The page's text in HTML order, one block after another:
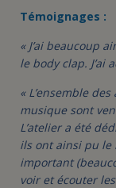
Témoignages :
« J’ai beaucoup
le body clap. J’ai
« L’ensemble
musique sont
L’atelier a été
ils ont ainsi pu le
important
voir et écouter